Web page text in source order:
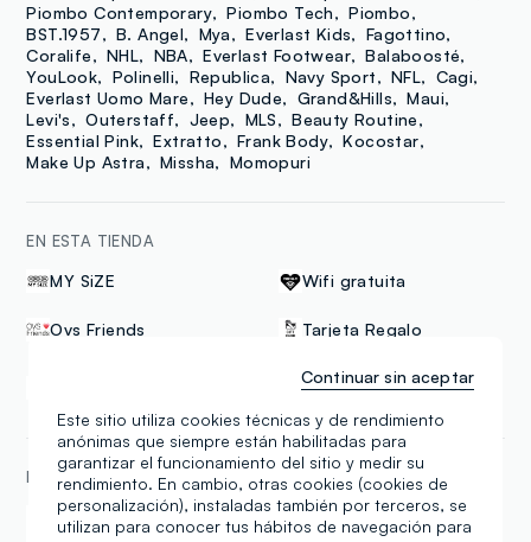
Piombo Contemporary
Piombo Tech
Piombo
BST.1957
B. Angel Mya Everlast Kids
Fagottino
Coralife
NHL NBA Everlast Footwear
Balaboosté
YouLook
Polinelli Republica Navy Sport NFL
Cagi
Everlast Uomo Mare
Hey Dude Grand&Hills
Maui
Levi's
Outerstaff Jeep MLS
Beauty Routine
Essential Pink
Extratto Frank Body
Kocostar
Make Up Astra
Missha Momopuri
EN ESTA TIENDA
MY SiZE Wifi gratuita
Ovs Friends Tarjeta Regalo
Click & collect
FORMAS DE PAGO
Samsung Pay Apple Pay
Este sitio utiliza cookies técnicas y de rendimiento
anónimas que siempre están habilitadas para
garantizar el funcionamiento del sitio y medir su
rendimiento. En cambio, otras cookies (cookies de
personalización), instaladas también por terceros, se
utilizan para conocer tus hábitos de navegación para
Continuar sin aceptar